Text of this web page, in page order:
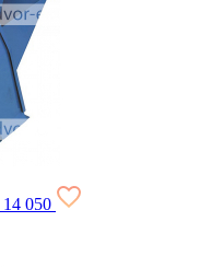
14 050